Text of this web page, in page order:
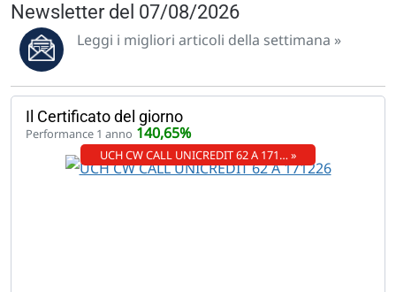
Newsletter del 07/08/2026
Leggi i migliori articoli della settimana »
Il Certificato del giorno
Performance 1 anno 140,65%
UCH CW CALL UNICREDIT 62 A 171… »